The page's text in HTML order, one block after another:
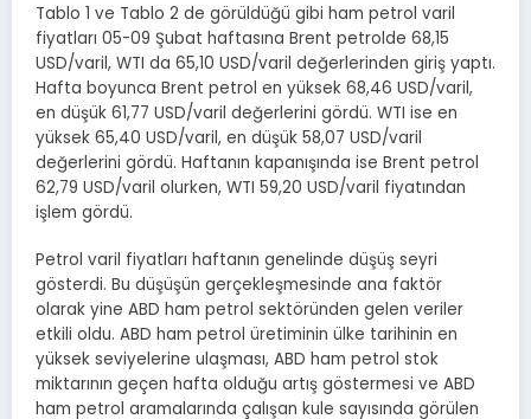
Tablo 1 ve Tablo 2 de görüldüğü gibi ham petrol varil
fiyatları 05-09 Şubat haftasına Brent petrolde 68,15
USD/varil, WTI da 65,10 USD/varil değerlerinden giriş yaptı.
Hafta boyunca Brent petrol en yüksek 68,46 USD/varil,
en düşük 61,77 USD/varil değerlerini gördü. WTI ise en
yüksek 65,40 USD/varil, en düşük 58,07 USD/varil
değerlerini gördü. Haftanın kapanışında ise Brent petrol
62,79 USD/varil olurken, WTI 59,20 USD/varil fiyatından
işlem gördü.
Petrol varil fiyatları haftanın genelinde düşüş seyri
gösterdi. Bu düşüşün gerçekleşmesinde ana faktör
olarak yine ABD ham petrol sektöründen gelen veriler
etkili oldu. ABD ham petrol üretiminin ülke tarihinin en
yüksek seviyelerine ulaşması, ABD ham petrol stok
miktarının geçen hafta olduğu artış göstermesi ve ABD
ham petrol aramalarında çalışan kule sayısında görülen